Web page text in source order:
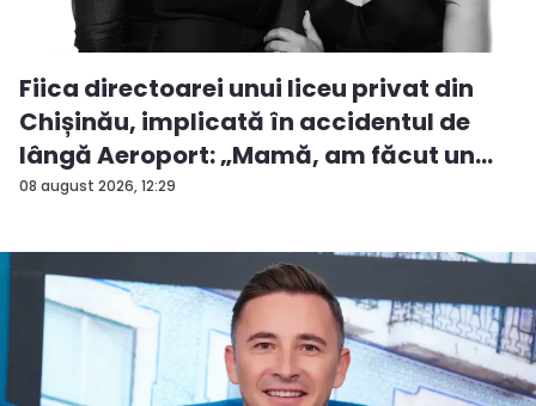
08 august 2026, 12:29
Fiica directoarei unui liceu privat din
Chișinău, implicată în accidentul de
lângă Aeroport: „Mamă, am făcut un
ac...